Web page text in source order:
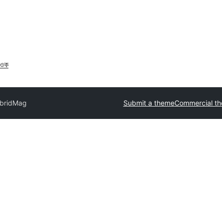
Submit a themeCommercial